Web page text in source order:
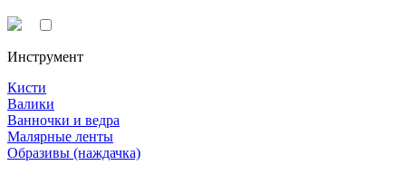
Инструмент
Кисти
Валики
Ванночки и ведра
Малярные ленты
Образивы (наждачка)